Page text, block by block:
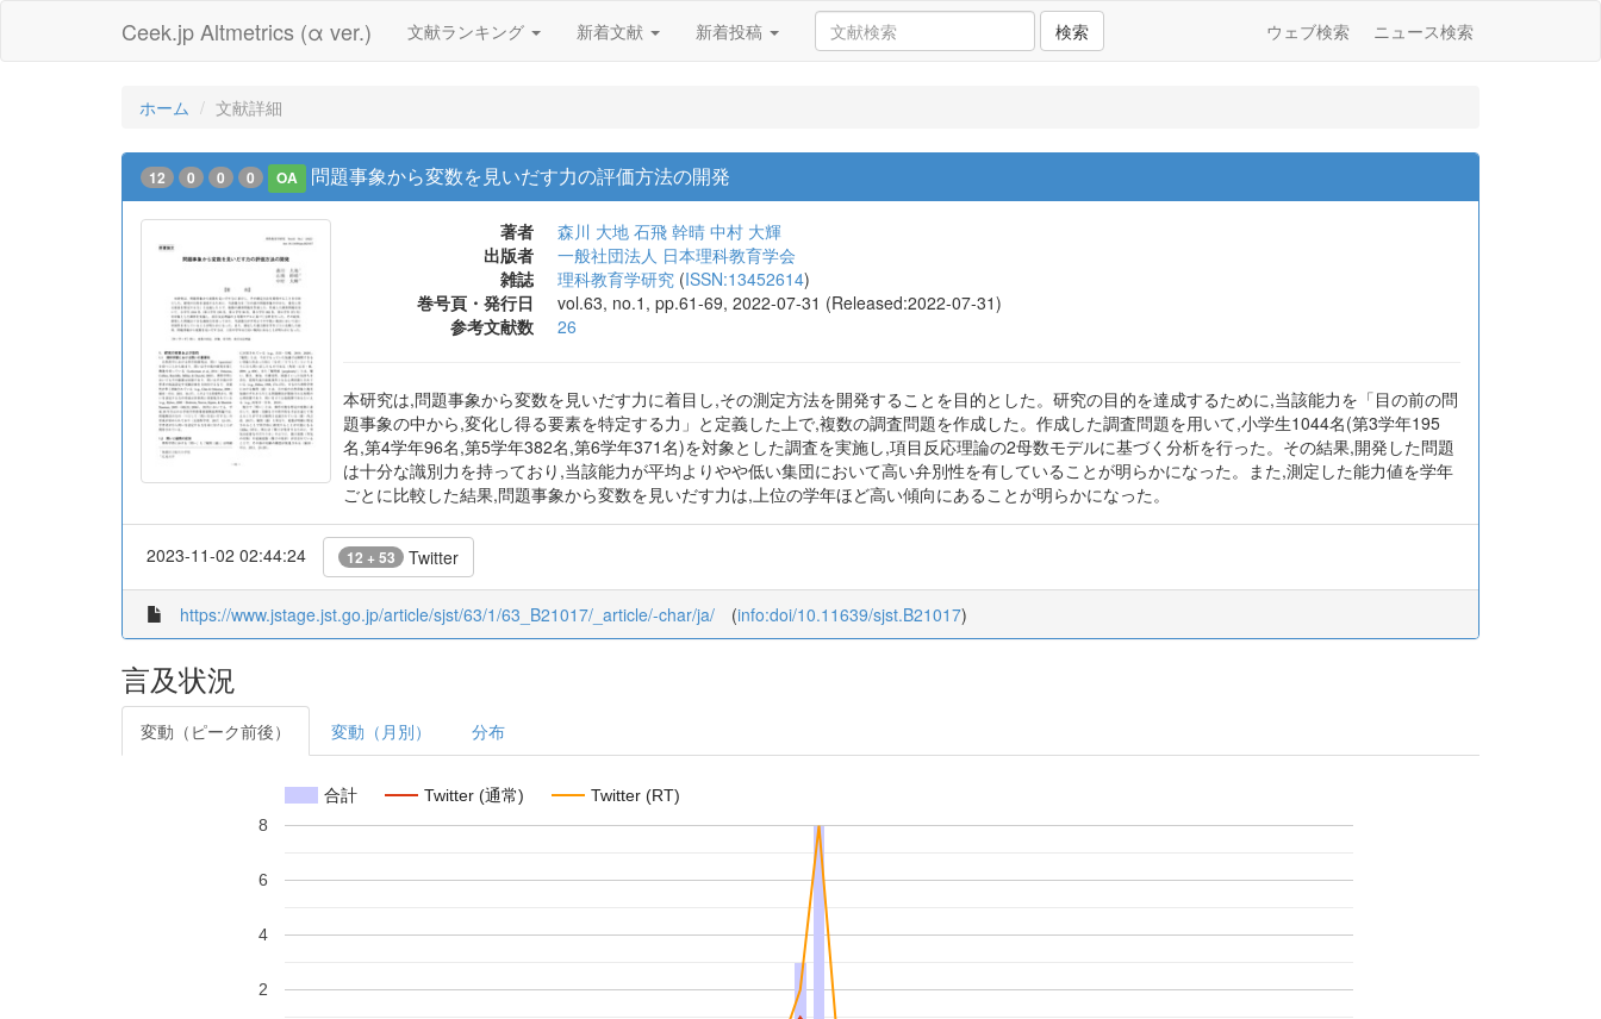
Ceek.jp Altmetrics (α ver.) 文献ランキング 新着文献 新着投稿 検索 ウェブ検索 ニュース検索
ホーム 文献詳細
12 0 0 0 OA 問題事象から変数を見いだす力の評価方法の開発
著者 森川 大地 石飛 幹晴 中村 大輝
出版者
一般社団法人 日本理科教育学会
雑誌
理科教育学研究 (ISSN:13452614)
巻号頁・発行日
vol.63, no.1, pp.61-69, 2022-07-31 (Released:2022-07-31)
参考文献数
26
本研究は,問題事象から変数を見いだす力に着目し,その測定方法を開発することを目的とした。研究の目的を達成するために,当該能力を「目の前の問
題事象の中から,変化し得る要素を特定する力」と定義した上で,複数の調査問題を作成した。作成した調査問題を用いて,小学生1044名(第3学年195
名,第4学年96名,第5学年382名,第6学年371名)を対象とした調査を実施し,項目反応理論の2母数モデルに基づく分析を行った。その結果,開発した問題
は十分な識別力を持っており,当該能力が平均よりやや低い集団において高い弁別性を有していることが明らかになった。また,測定した能力値を学年
ごとに比較した結果,問題事象から変数を見いだす力は,上位の学年ほど高い傾向にあることが明らかになった。
2023-11-02 02:44:24 12 + 53 Twitter
https://www.jstage.jst.go.jp/article/sjst/63/1/63_B21017/_article/-char/ja/ (info:doi/10.11639/sjst.B21017)
言及状況
変動（ピーク前後） 変動（月別） 分布
合計 Twitter (通常) Twitter (RT)
2
4
6
8